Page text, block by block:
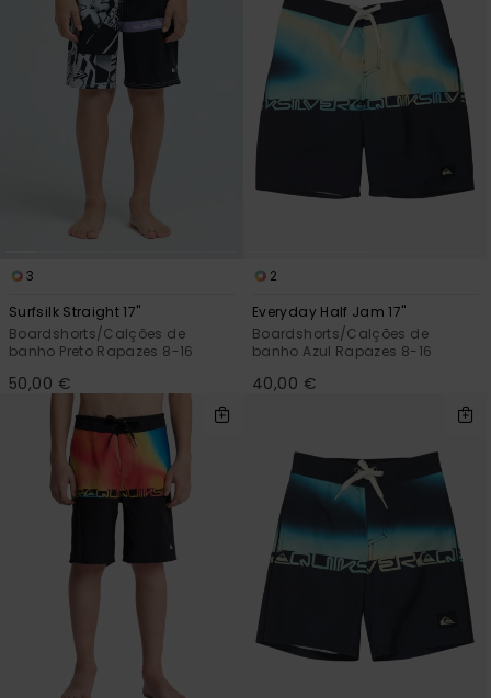
para as
frequentes e o
formulário de
3
Surfsilk Straight 17"
Boardshorts/Calções de
banho Preto Rapazes 8-16
50,00 €
2
Everyday Half Jam 17"
Boardshorts/Calções de
banho Azul Rapazes 8-16
40,00 €